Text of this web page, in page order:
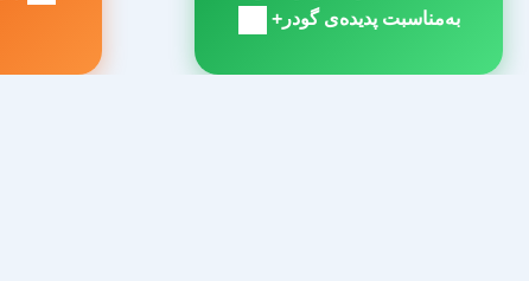
مطلب
به‌مناسبت پدیده‌ی گودر+